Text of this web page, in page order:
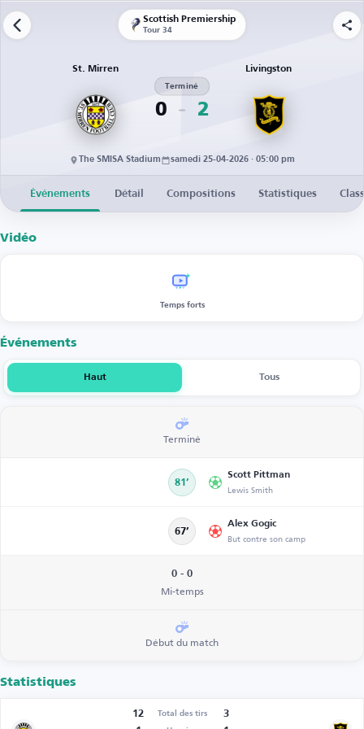
Scottish Premiership
Tour 34
St. Mirren
0
Terminé
2
Livingston
The SMISA Stadium samedi 25-04-2026 · 05:00 pm
Événements Détail Compositions Statistiques
Vidéo
Temps forts
Événements
Haut Tous
Terminé
81’
Scott Pittman
Lewis Smith
67’
Alex Gogic
But contre son camp
0 - 0
Mi-temps
Début du match
Statistiques
12 Total des tirs
3